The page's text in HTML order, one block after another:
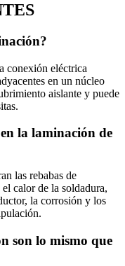
conexión eléctrica
en un núcleo
aislante y puede
la laminación de
las rebabas de
calor de la soldadura,
la corrosión y los
son lo mismo que